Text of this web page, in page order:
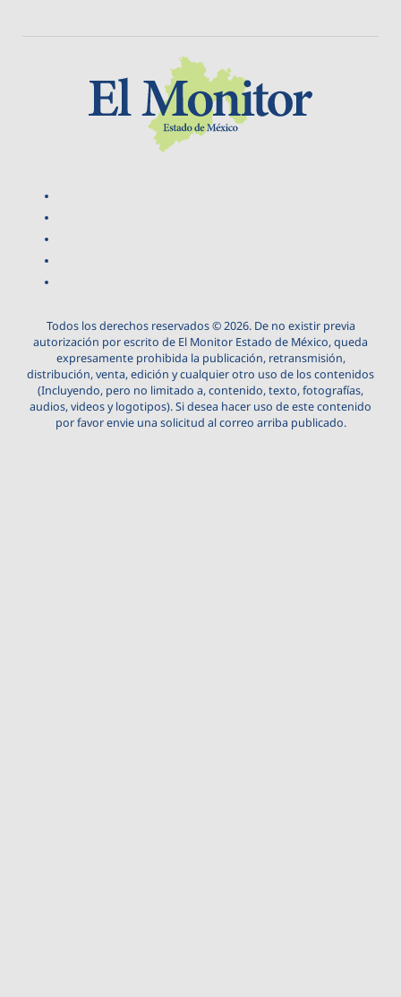
Todos los derechos reservados © 2026. De no existir previa
autorización por escrito de El Monitor Estado de México, queda
expresamente prohibida la publicación, retransmisión,
distribución, venta, edición y cualquier otro uso de los contenidos
(Incluyendo, pero no limitado a, contenido, texto, fotografías,
audios, videos y logotipos). Si desea hacer uso de este contenido
por favor envie una solicitud al correo arriba publicado.